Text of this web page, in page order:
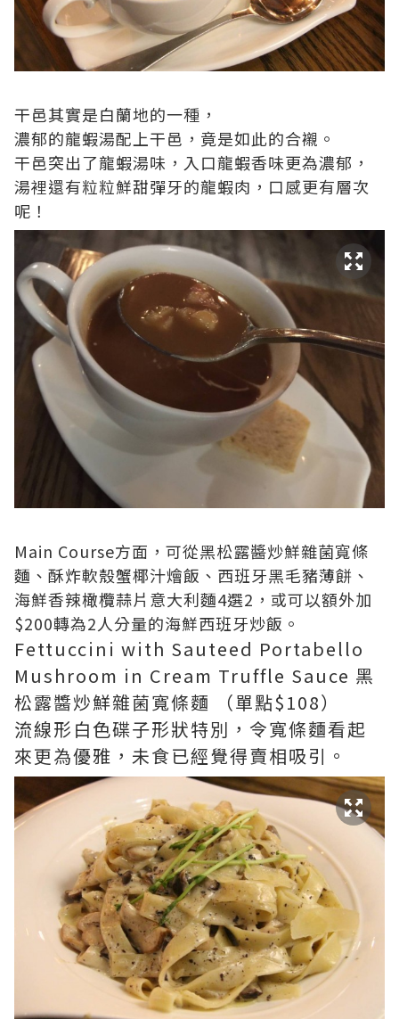
干邑其實是白蘭地的一種，
濃郁的龍蝦湯配上干邑，竟是如此的合襯。
干邑突出了龍蝦湯味，入口龍蝦香味更為濃郁，
湯裡還有粒粒鮮甜彈牙的龍蝦肉，口感更有層次
呢！
Main Course方面，可從黑松露醬炒鮮雜菌寬條
麵、酥炸軟殼蟹椰汁燴飯、西班牙黑毛豬薄餅、
海鮮香辣橄欖蒜片意大利麵4選2，或可以額外加
$200轉為2人分量的海鮮西班牙炒飯。
Fettuccini with Sauteed Portabello
Mushroom in Cream Truffle Sauce 黑
松露醬炒鮮雜菌寬條麵 （單點$108）
流線形白色碟子形狀特別，令寬條麵看起
來更為優雅，未食已經覺得賣相吸引。